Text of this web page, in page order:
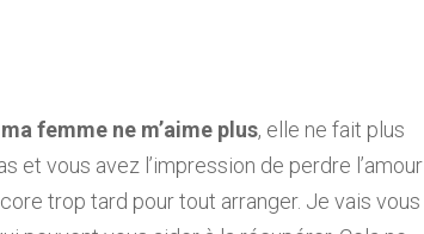
femme ne m’aime plus, elle ne fait plus
et vous avez l’impression de perdre l’amour
trop tard pour tout arranger. Je vais vous